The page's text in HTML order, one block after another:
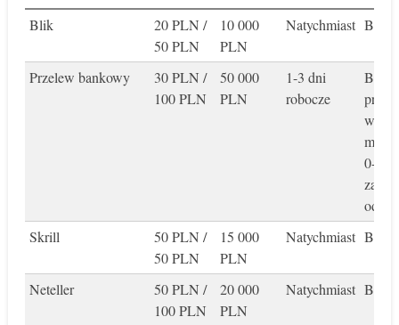
Blik
20 PLN /
50 PLN
10 000
PLN
Natychmiast Brak
Przelew bankowy
30 PLN /
100 PLN
50 000
PLN
1-3 dni
robocze
Brak
może
0-2%
od
Skrill
50 PLN /
50 PLN
15 000
PLN
Natychmiast Brak
Neteller
50 PLN /
100 PLN
20 000
PLN
Natychmiast Brak